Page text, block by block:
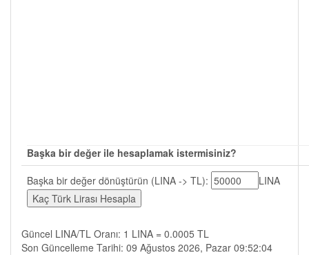
Başka bir değer ile hesaplamak istermisiniz?
Başka bir değer dönüştürün (LINA -> TL):
LINA
Güncel LINA/TL Oranı: 1 LINA = 0.0005 TL
Son Güncelleme Tarihi: 09 Ağustos 2026, Pazar 09:52:04